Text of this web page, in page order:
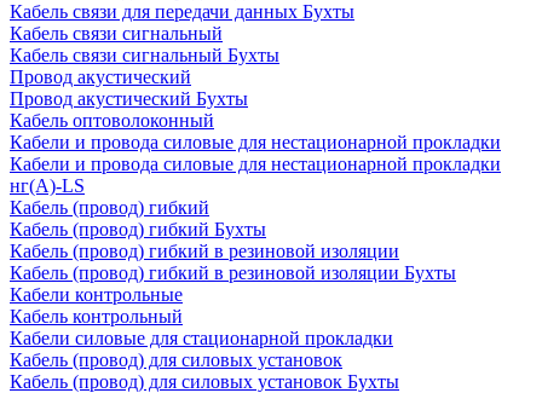
Кабель связи для передачи данных Бухты
Кабель связи сигнальный
Кабель связи сигнальный Бухты
Провод акустический
Провод акустический Бухты
Кабель оптоволоконный
Кабели и провода силовые для нестационарной прокладки
Кабели и провода силовые для нестационарной прокладки
нг(А)-LS
Кабель (провод) гибкий
Кабель (провод) гибкий Бухты
Кабель (провод) гибкий в резиновой изоляции
Кабель (провод) гибкий в резиновой изоляции Бухты
Кабели контрольные
Кабель контрольный
Кабели силовые для стационарной прокладки
Кабель (провод) для силовых установок
Кабель (провод) для силовых установок Бухты